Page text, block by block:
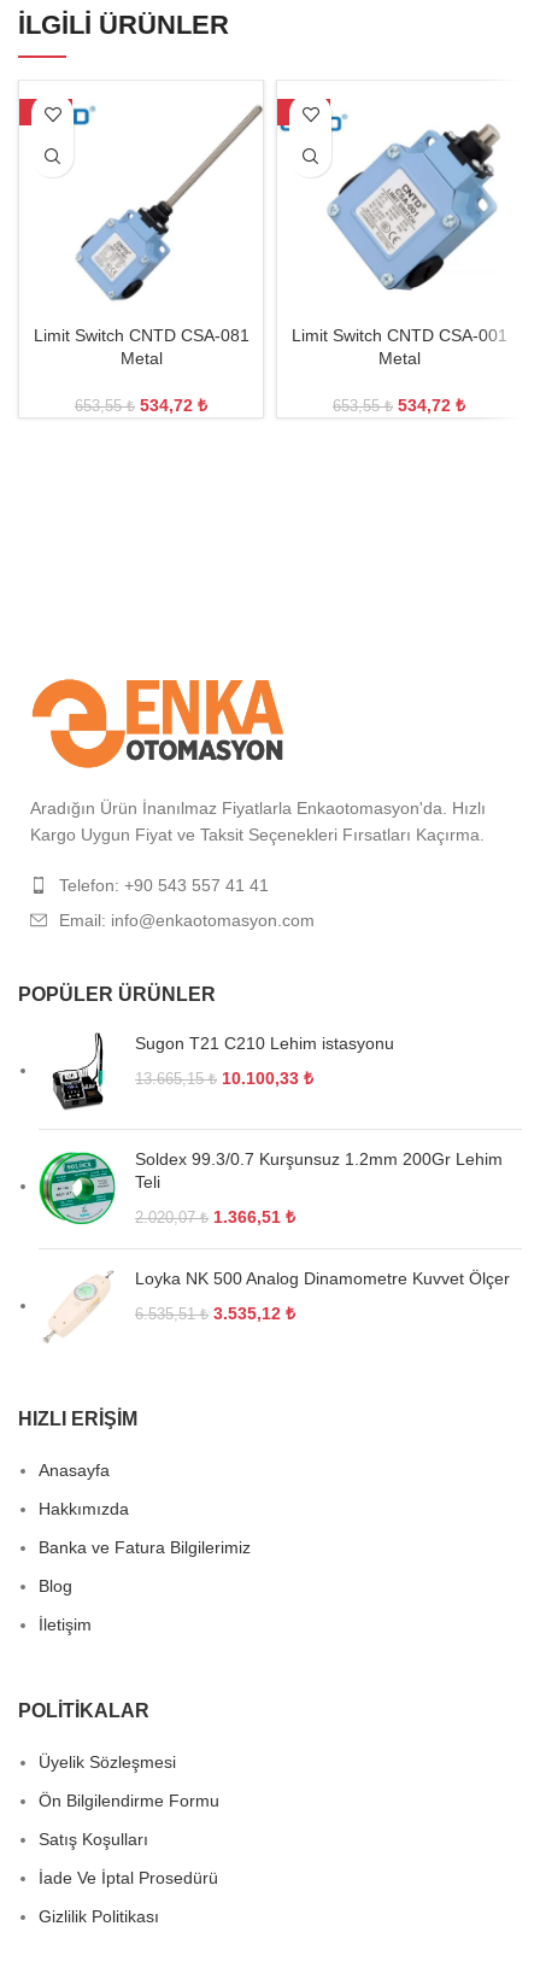
İLGILI ÜRÜNLER
-18%
Limit Switch CNTD CSA-081
Metal
653,55₺ 534,72 ₺
-18%
Limit Switch CNTD CSA-001
Metal
653,55₺ 534,72 ₺
Aradığın Ürün İnanılmaz Fiyatlarla Enkaotomasyon'da. Hızlı
Kargo Uygun Fiyat ve Taksit Seçenekleri Fırsatları Kaçırma.
Telefon: +90 543 557 41 41
Email: info@enkaotomasyon.com
POPÜLER ÜRÜNLER
Sugon T21 C210 Lehim istasyonu
13.665,15₺ 10.100,33 ₺
Soldex 99.3/0.7 Kurşunsuz 1.2mm 200Gr Lehim
Teli
2.020,07₺ 1.366,51 ₺
Loyka NK 500 Analog Dinamometre Kuvvet Ölçer
6.535,51₺ 3.535,12 ₺
HIZLI ERIŞIM
Anasayfa
Hakkımızda
Banka ve Fatura Bilgilerimiz
Blog
İletişim
POLITIKALAR
Üyelik Sözleşmesi
Ön Bilgilendirme Formu
Satış Koşulları
İade Ve İptal Prosedürü
Gizlilik Politikası